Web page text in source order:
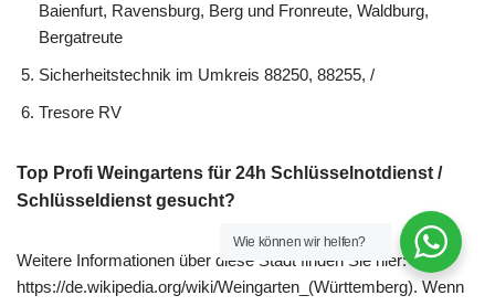
Baienfurt, Ravensburg, Berg und Fronreute, Waldburg,
Bergatreute
Sicherheitstechnik im Umkreis 88250, 88255, /
Tresore RV
Top Profi Weingartens für 24h Schlüsselnotdienst /
Schlüsseldienst gesucht?
Weitere Informationen über diese Stadt finden Sie hier:
https://de.wikipedia.org/wiki/Weingarten_(Württemberg). Wenn
Wie können wir helfen?